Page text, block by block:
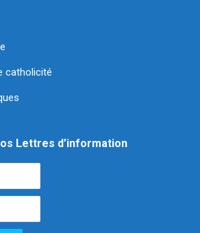
catholicité
Lettres d’information